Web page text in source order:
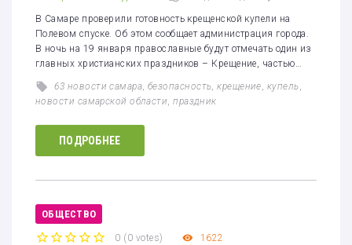
В Самаре проверили готовность крещенской купели на
Полевом спуске. Об этом сообщает администрация города.
В ночь на 19 января православные будут отмечать один из
главных христианских праздников – Крещение, частью…
63 новости самара,безопасность,крещение, купель,
новости самарской области,праздник
ПОДРОБНЕЕ
ОБЩЕСТВО
0 ( 0 votes) 1622